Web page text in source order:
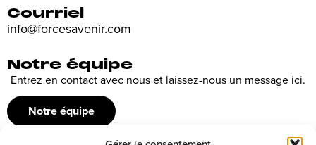
Courriel
info@forcesavenir.com
Notre équipe
Entrez en contact avec nous et laissez-nous un message ici.
Notre équipe